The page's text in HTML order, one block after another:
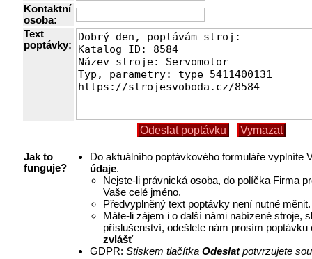
Kontaktní
osoba:
Text
poptávky:
Jak to
funguje?
Do aktuálního poptávkového formuláře vyplníte
údaje.
Nejste-li právnická osoba, do políčka Firma
Vaše celé jméno.
Předvyplněný text poptávky není nutné měnit.
Máte-li zájem i o další námi nabízené stroje,
příslušenství, odešlete nám prosím poptávku
zvlášť
GDPR: Stiskem tlačítka Odeslatpotvrzujete